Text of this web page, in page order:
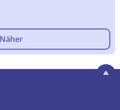
Näher